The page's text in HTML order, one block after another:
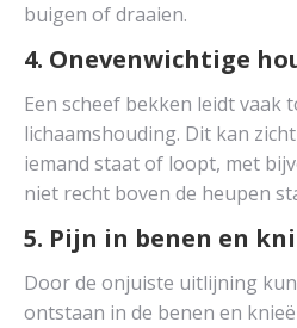
buigen of draaien.
4. Onevenwichtige
Een scheef bekken leidt vaak
lichaamshouding. Dit kan
iemand staat of loopt, met
niet recht boven de heupen
5. Pijn in benen en
Door de onjuiste uitlijning
ontstaan in de benen en